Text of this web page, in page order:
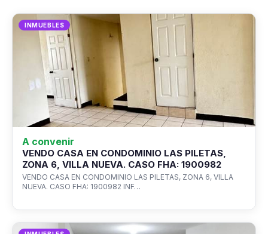
INMUEBLES
A convenir
VENDO CASA EN CONDOMINIO LAS PILETAS,
ZONA 6, VILLA NUEVA. CASO FHA: 1900982
VENDO CASA EN CONDOMINIO LAS PILETAS, ZONA 6, VILLA
NUEVA. CASO FHA: 1900982 INF…